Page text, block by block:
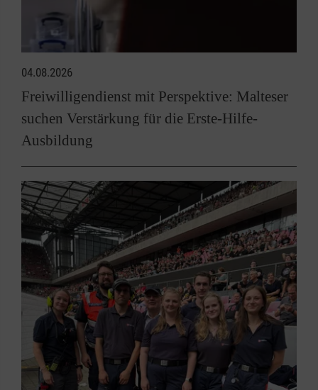
04.08.2026
Freiwilligendienst mit Perspektive: Malteser
suchen Verstärkung für die Erste-Hilfe-
Ausbildung